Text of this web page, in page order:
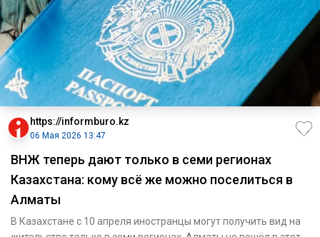
https://informburo.kz
06 Мая 2026 13:47
ВНЖ теперь дают только в семи регионах
Казахстана: кому всё же можно поселиться в
Алматы
В Казахстане с 10 апреля иностранцы могут получить вид на